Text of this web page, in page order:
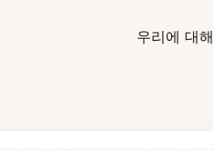
우리에 대해